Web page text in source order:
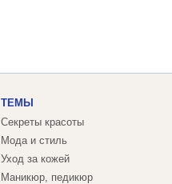
ТЕМЫ
Секреты красоты
Мода и стиль
Уход за кожей
Маникюр, педикюр